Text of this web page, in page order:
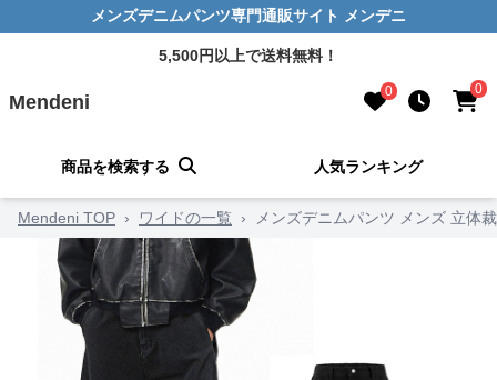
メンズデニムパンツ専門通販サイト メンデニ
5,500円以上で送料無料！
Mendeni 0 0
商品を検索する 人気ランキング
Mendeni TOP › ワイドの一覧 › メンズデニムパンツ メンズ 立体